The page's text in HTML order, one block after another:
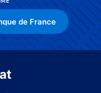
de France